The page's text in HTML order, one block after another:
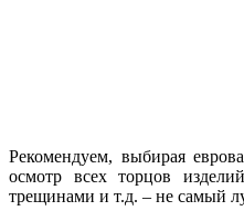
Рекомендуем, выбирая
осмотр всех торцов
трещинами и т.д. – не самый